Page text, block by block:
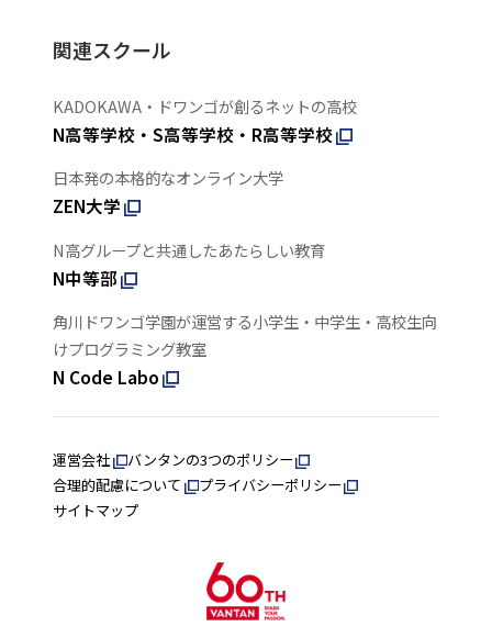
関連スクール
KADOKAWA・ドワンゴが創るネットの高校
N高等学校・S高等学校・R高等学校
日本発の本格的なオンライン大学
ZEN大学
N高グループと共通したあたらしい教育
N中等部
角川ドワンゴ学園が運営する小学生・中学生・高校生向
けプログラミング教室
N Code Labo
運営会社
バンタンの3つのポリシー
合理的配慮について
プライバシーポリシー
サイトマップ